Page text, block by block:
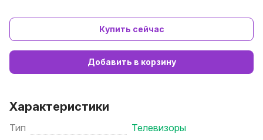
Купить сейчас
Добавить в корзину
Характеристики
Тип
Телевизоры